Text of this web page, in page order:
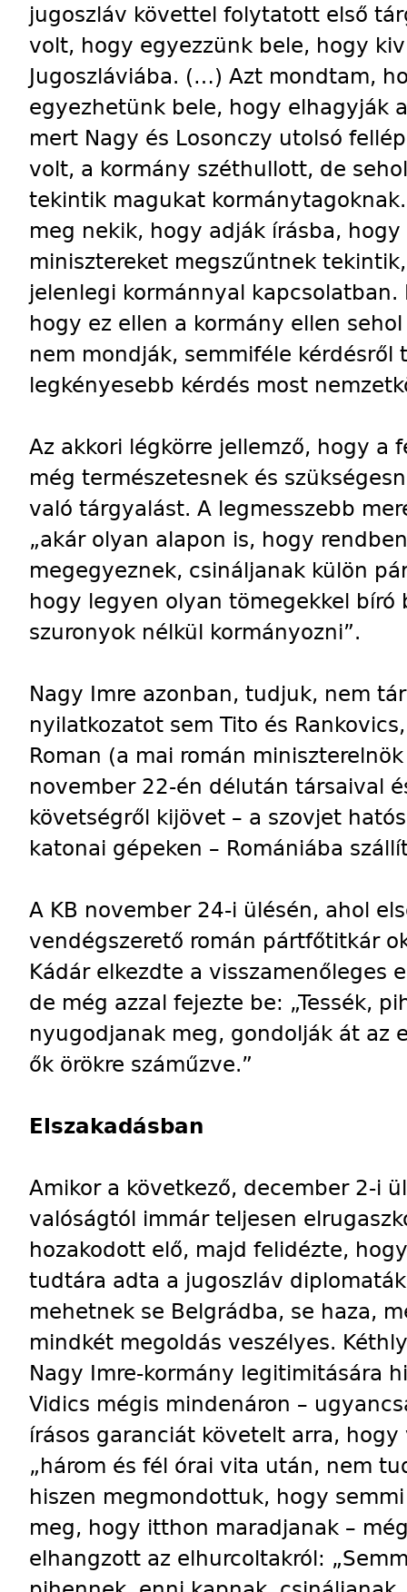
jugoszláv követtel folytatott első
volt, hogy egyezzünk bele, hogy
Jugoszláviába. (…) Azt mondtam,
egyezhetünk bele, hogy elhagyják
mert Nagy és Losonczy utolsó
volt, a kormány széthullott, de
tekintik magukat
meg nekik, hogy adják írásba,
minisztereket megszűntnek
jelenlegi kormánnyal
hogy ez ellen a kormány ellen
nem mondják, semmiféle
legkényesebb kérdés most
Az akkori légkörre jellemző, hogy a
még természetesnek és
való tárgyalást. A legmesszebb
„akár olyan alapon is, hogy
megegyeznek, csináljanak külön
hogy legyen olyan tömegekkel bíró
szuronyok nélkül kormányozni”.
Nagy Imre azonban, tudjuk, nem
nyilatkozatot sem Tito és
Roman (a mai román
november 22-én délután társaival
követségről kijövet – a szovjet
katonai gépeken – Romániába
A KB november 24-i ülésén, ahol
vendégszerető román pártfőtitkár
Kádár elkezdte a visszamenőleges
de még azzal fejezte be: „Tessék,
nyugodjanak meg, gondolják át az
ők örökre száműzve.”
Elszakadásban
Amikor a következő, december 2-i
valóságtól immár teljesen
hozakodott elő, majd felidézte,
tudtára adta a jugoszláv
mehetnek se Belgrádba, se haza,
mindkét megoldás veszélyes.
Nagy Imre-kormány legitimitására
Vidics mégis mindenáron –
írásos garanciát követelt arra,
„három és fél órai vita után, nem
hiszen megmondottuk, hogy
meg, hogy itthon maradjanak –
elhangzott az elhurcoltakról: